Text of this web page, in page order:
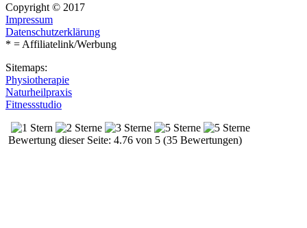
Copyright © 2017
Impressum
Datenschutzerklärung
* = Affiliatelink/Werbung
Sitemaps:
Physiotherapie
Naturheilpraxis
Fitnessstudio
Bewertung dieser Seite: 4.76 von 5 (35 Bewertungen)